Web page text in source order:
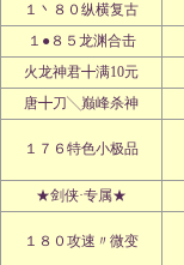
１丶８０纵横复古
１●８５龙渊合击
火龙神君╋满10元
唐╋刀╲巅峰杀神
１７６特色小极品
★剑侠·专属★
１８０攻速〃微变